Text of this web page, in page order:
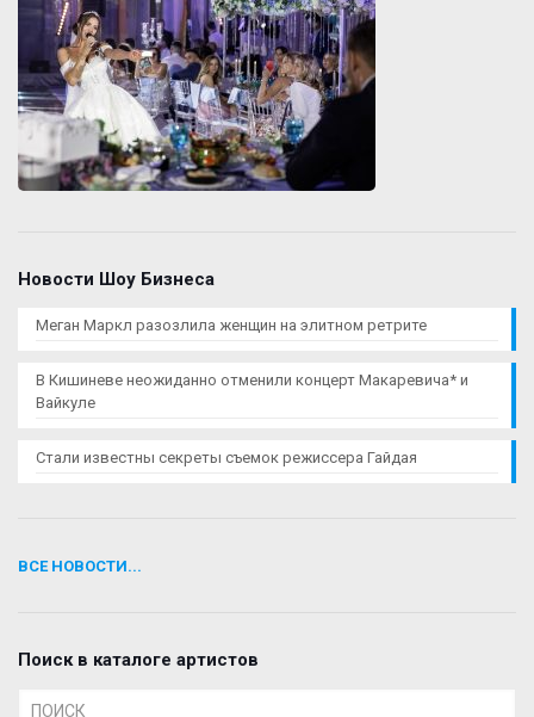
Новости Шоу Бизнеса
Меган Маркл разозлила женщин на элитном ретрите
В Кишиневе неожиданно отменили концерт Макаревича* и
Вайкуле
Стали известны секреты съемок режиссера Гайдая
ВСЕ НОВОСТИ...
Поиск в каталоге артистов